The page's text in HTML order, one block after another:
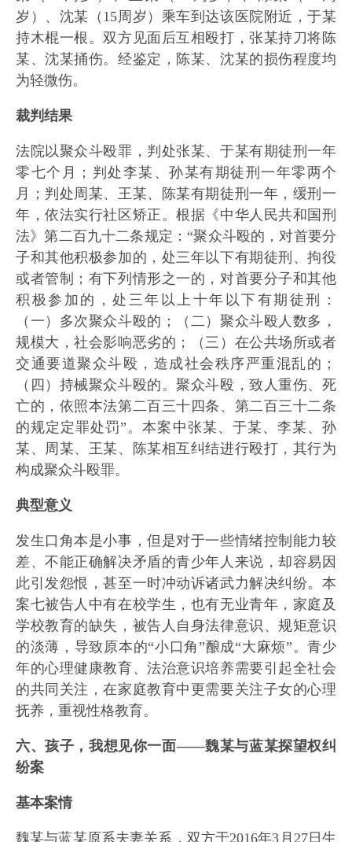
岁）、沈某（15周岁）乘车到达该医院附近，于某
持木棍一根。双方见面后互相殴打，张某持刀将陈
某、沈某捅伤。经鉴定，陈某、沈某的损伤程度均
为轻微伤。
裁判结果
法院以聚众斗殴罪，判处张某、于某有期徒刑一年
零七个月；判处李某、孙某有期徒刑一年零两个
月；判处周某、王某、陈某有期徒刑一年，缓刑一
年，依法实行社区矫正。根据《中华人民共和国刑
法》第二百九十二条规定：“聚众斗殴的，对首要分
子和其他积极参加的，处三年以下有期徒刑、拘役
或者管制；有下列情形之一的，对首要分子和其他
积极参加的，处三年以上十年以下有期徒刑：
（一）多次聚众斗殴的；（二）聚众斗殴人数多，
规模大，社会影响恶劣的；（三）在公共场所或者
交通要道聚众斗殴，造成社会秩序严重混乱的；
（四）持械聚众斗殴的。聚众斗殴，致人重伤、死
亡的，依照本法第二百三十四条、第二百三十二条
的规定定罪处罚”。本案中张某、于某、李某、孙
某、周某、王某、陈某相互纠结进行殴打，其行为
构成聚众斗殴罪。
典型意义
发生口角本是小事，但是对于一些情绪控制能力较
差、不能正确解决矛盾的青少年人来说，却容易因
此引发怨恨，甚至一时冲动诉诸武力解决纠纷。本
案七被告人中有在校学生，也有无业青年，家庭及
学校教育的缺失，被告人自身法律意识、规矩意识
的淡薄，导致原本的“小口角”酿成“大麻烦”。青少
年的心理健康教育、法治意识培养需要引起全社会
的共同关注，在家庭教育中更需要关注子女的心理
抚养，重视性格教育。
六、孩子，我想见你一面——魏某与蓝某探望权纠
纷案
基本案情
魏某与蓝某原系夫妻关系，双方于2016年3月27日生